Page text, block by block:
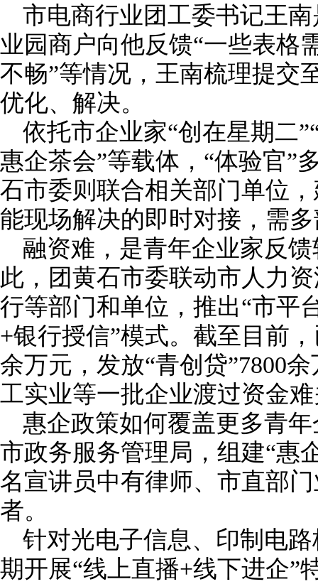
市电商行业团工委书记王
业园商户向他反馈“一些表格
不畅”等情况，王南梳理提交
优化、解决。
依托市企业家“创在星期二
惠企茶会”等载体，“体验官”
石市委则联合相关部门单位
能现场解决的即时对接，需
融资难，是青年企业家反
此，团黄石市委联动市人力
行等部门和单位，推出“市平
+银行授信”模式。截至目前
余万元，发放“青创贷”7800
工实业等一批企业渡过资金
惠企政策如何覆盖更多青
市政务服务管理局，组建“惠
名宣讲员中有律师、市直部
者。
针对光电子信息、印制电
期开展“线上直播+线下进企”